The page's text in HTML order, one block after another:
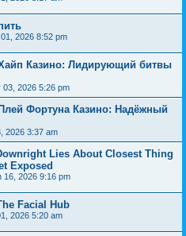
2026 8:52 pm
Казино: Лидирующий битвы
03, 2026 5:26 pm
Фортуна Казино: Надёжный
2026 3:37 am
Lies About Closest Thing
Exposed
16, 2026 9:16 pm
Facial Hub
2026 5:20 am